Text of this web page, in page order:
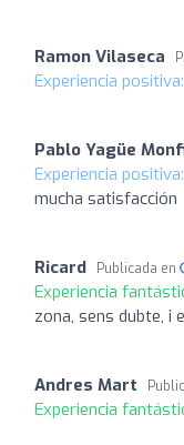
Ramon Vilaseca
Experiencia positiva:
Pablo Yagüe
Experiencia positiva:
mucha satisfacción
Ricard Publicada en
Experiencia
zona, sens dubte, i
Andres Mart
Experiencia